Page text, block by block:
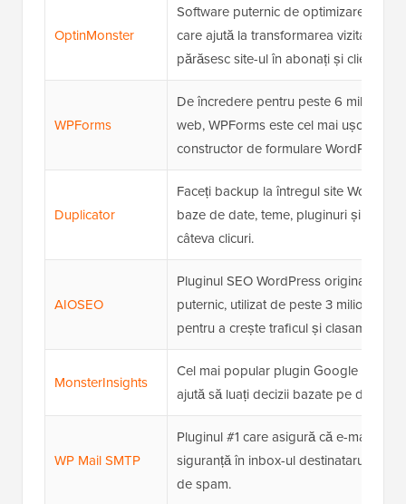
OptinMonster
Software puternic de optimizare a
care ajută la transformarea vizitatorilor
părăsesc site-ul în abonați și clienți.
WPForms
De încredere pentru peste 6 milioane
web, WPForms este cel mai ușor de
constructor de formulare WordPress
Duplicator
Faceți backup la întregul site
baze de date, teme, pluginuri și setări
câteva clicuri.
AIOSEO
Pluginul SEO WordPress original și cel
puternic, utilizat de peste 3 milioane
pentru a crește traficul și clasamentele.
MonsterInsights
Cel mai popular plugin Google
ajută să luați decizii bazate pe date.
WP Mail SMTP
Pluginul #1 care asigură că e-mailurile
siguranță în inbox-ul destinatarului, și
de spam.